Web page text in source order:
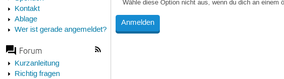
Kontakt
Ablage
Wer ist gerade angemeldet?
Forum
Kurzanleitung
Richtig fragen
Wähle diese Option nicht aus, wenn du dich an einem